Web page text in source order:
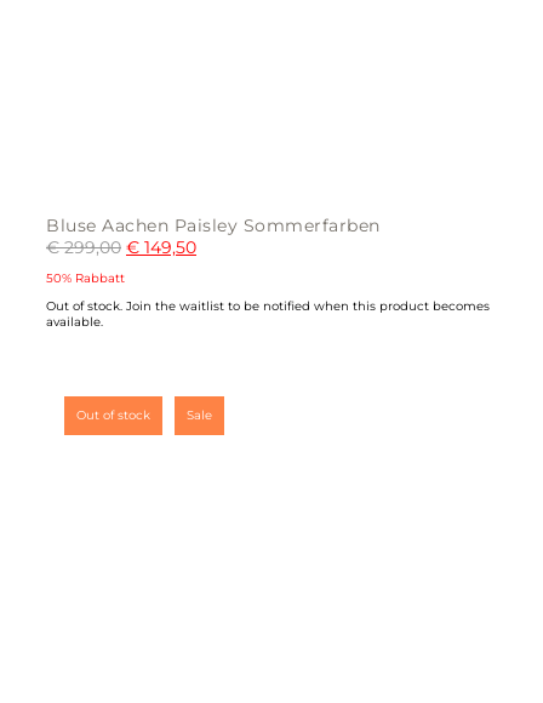
Bluse Aachen Paisley Sommerfarben
€299,00 € 149,50
50% Rabbatt
Out of stock. Join the waitlist to be notified when this product becomes
available.
Out of stock Sale